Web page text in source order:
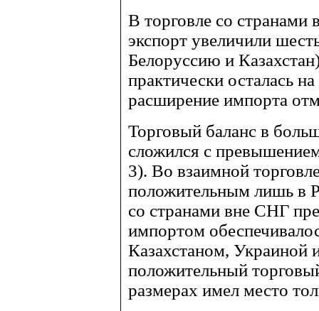
В торговле со
экспорт увеличили
Белоруссию и
практически осталась
расширение импорта
Торговый баланс в
сложился с
3). Во взаимной
положительным лишь в
со странами вне СНГ
импортом
Казахстаном,
положительный
размерах имел место